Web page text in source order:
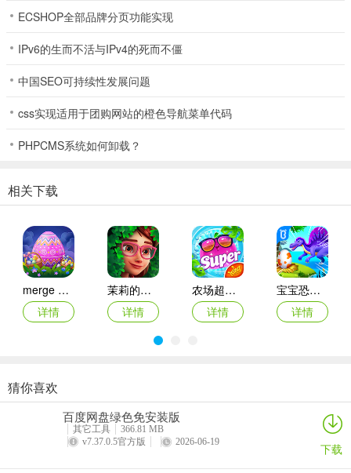
第四关：
击空着的展台底座，过关
第六关：
在左侧画面中拾取两串坏了的香蕉，来到右侧画面，对吃饭的两人使
用香蕉，两人先后离席后，点击他们吃饭的桌子三次，过关
第七关：
打开左侧的柜子，拾取水手服，对主角使用水手服，然后来到右侧画
面，点击女厕所，过关
第八关：
来到右侧画面，点击打翻右侧的垃圾桶，拾取假发。对主角使用假
第九关：
来到右侧画面，拾取三个橘色的轮胎。把三个轮胎全垒在左侧的轮胎
上，然后点击轮胎，过关
ECSHOP全部品牌分页功能实现
IPv6的生而不活与IPv4的死而不僵
中国SEO可持续性发展问题
css实现适用于团购网站的橙色导航菜单代码
PHPCMS系统如何卸载？
相关下载
merge dragons ios版
详情
茉莉的花园ipad版
详情
农场超级传奇苹果版
详情
宝宝恐龙家园ios版
详情
月兔漫游苹果版
人力资源机器ios版
详情
宠物拯救传奇苹果版(Pet Rescue Saga)
鹅鸭杀苹果版
猜你喜欢
百度网盘绿色免安装版
其它工具
366.81 MB
v7.37.0.5官方版
2026-06-19 下载